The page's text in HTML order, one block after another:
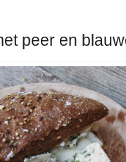
peer en